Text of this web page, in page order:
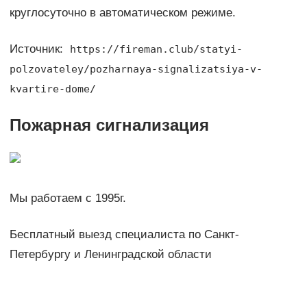
круглосуточно в автоматическом режиме.
Источник:
https://fireman.club/statyi-
polzovateley/pozharnaya-signalizatsiya-v-
kvartire-dome/
Пожарная сигнализация
Мы работаем с 1995г.
Бесплатный выезд специалиста по Санкт-
Петербургу и Ленинградской области